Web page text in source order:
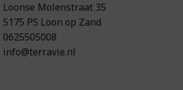
Loonse Molenstraat 35
5175 PS Loon op Zand
0625505008
info@terravie.nl